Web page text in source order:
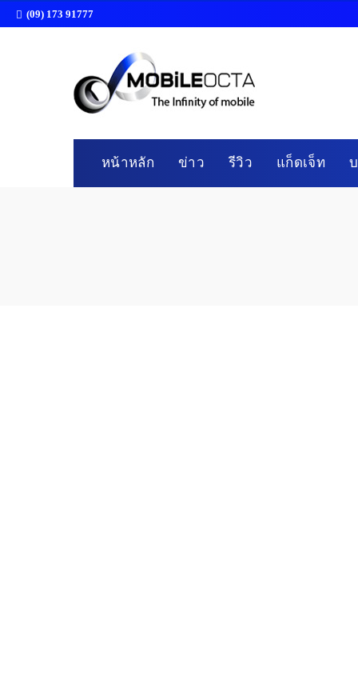
(09) 173 91777
หน้าหลัก ข่าว รีวิว แก็ดเจ็ท